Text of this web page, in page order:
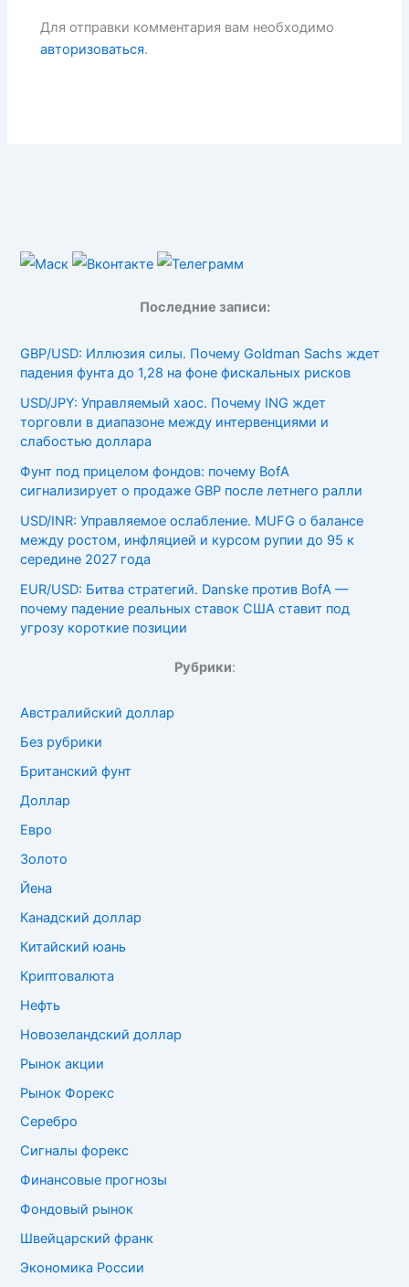
Для отправки комментария вам необходимо
авторизоваться.
Последние записи:
GBP/USD: Иллюзия силы. Почему Goldman Sachs ждет
падения фунта до 1,28 на фоне фискальных рисков
USD/JPY: Управляемый хаос. Почему ING ждет
торговли в диапазоне между интервенциями и
слабостью доллара
Фунт под прицелом фондов: почему BofA
сигнализирует о продаже GBP после летнего ралли
USD/INR: Управляемое ослабление. MUFG о балансе
между ростом, инфляцией и курсом рупии до 95 к
середине 2027 года
EUR/USD: Битва стратегий. Danske против BofA —
почему падение реальных ставок США ставит под
угрозу короткие позиции
Рубрики:
Австралийский доллар
Без рубрики
Британский фунт
Доллар
Евро
Золото
Йена
Канадский доллар
Китайский юань
Криптовалюта
Нефть
Новозеландский доллар
Рынок акции
Рынок Форекс
Серебро
Сигналы форекс
Финансовые прогнозы
Фондовый рынок
Швейцарский франк
Экономика России